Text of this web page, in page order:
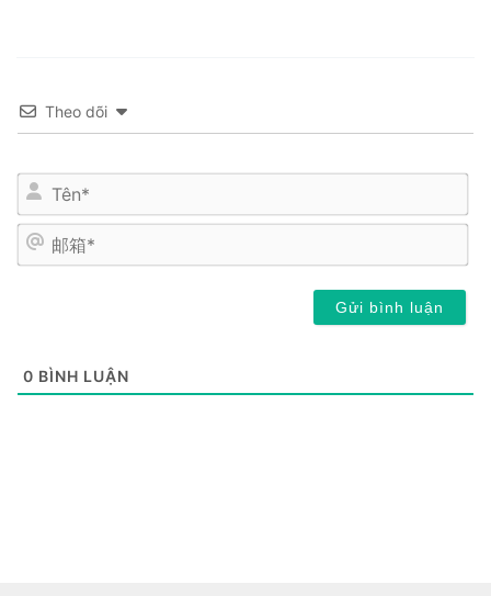
Theo dõi
姓
*
邮
*
0 BÌNH LUẬN